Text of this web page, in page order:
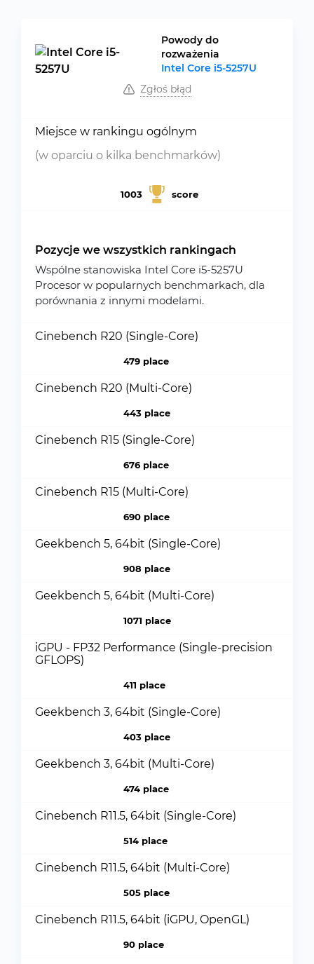
Powody do
rozważenia
Intel Core i5-5257U
Zgłoś błąd
Miejsce w rankingu ogólnym
(w oparciu o kilka benchmarków)
1003 score
Pozycje we wszystkich rankingach
Wspólne stanowiska Intel Core i5-5257U
Procesor w popularnych benchmarkach, dla
porównania z innymi modelami.
Cinebench R20 (Single-Core)
479 place
Cinebench R20 (Multi-Core)
443 place
Cinebench R15 (Single-Core)
676 place
Cinebench R15 (Multi-Core)
690 place
Geekbench 5, 64bit (Single-Core)
908 place
Geekbench 5, 64bit (Multi-Core)
1071 place
iGPU - FP32 Performance (Single-precision
GFLOPS)
411 place
Geekbench 3, 64bit (Single-Core)
403 place
Geekbench 3, 64bit (Multi-Core)
474 place
Cinebench R11.5, 64bit (Single-Core)
514 place
Cinebench R11.5, 64bit (Multi-Core)
505 place
Cinebench R11.5, 64bit (iGPU, OpenGL)
90 place